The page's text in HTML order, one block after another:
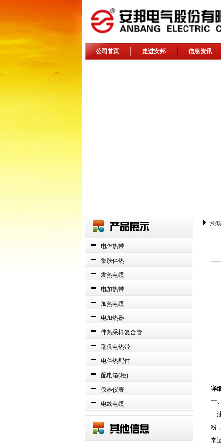
公司首页 走进安邦 信息资讯
电伴热带
集肤伴热
发热电缆
电加热带
加热电缆
电加热器
伴热采样复合管
瑞侃电热带
电伴热配件
配电箱(柜)
仪器仪表
电线电缆
您
详
一
粉
常